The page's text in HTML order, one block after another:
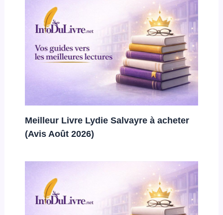
Meilleur Livre Lydie Salvayre à acheter
(Avis Août 2026)